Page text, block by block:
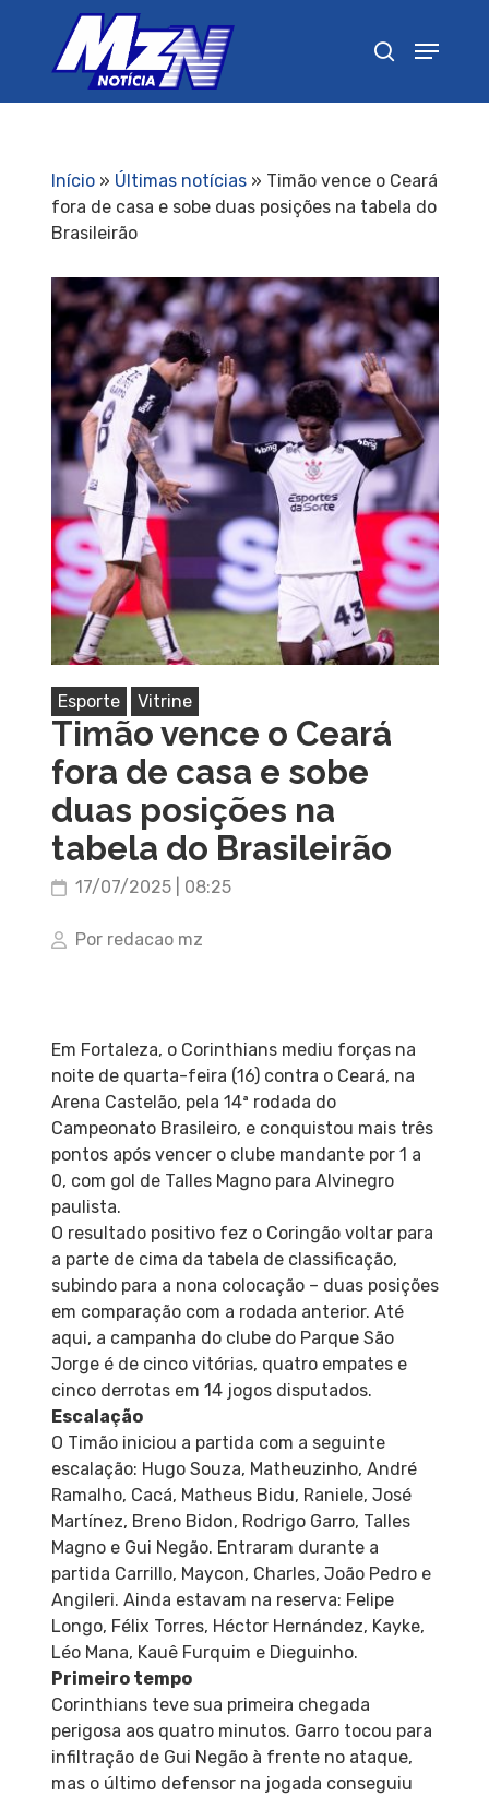
Início» Últimas notícias» Timão vence o Ceará
fora de casa e sobe duas posições na tabela do
Brasileirão
Esporte Vitrine
Timão vence o Ceará
fora de casa e sobe
duas posições na
tabela do Brasileirão
17/07/2025 | 08:25
Por redacao mz
Em Fortaleza, o Corinthians mediu forças na
noite de quarta-feira (16) contra o Ceará, na
Arena Castelão, pela 14ª rodada do
Campeonato Brasileiro, e conquistou mais três
pontos após vencer o clube mandante por 1 a
0, com gol de Talles Magno para Alvinegro
paulista.
O resultado positivo fez o Coringão voltar para
a parte de cima da tabela de classificação,
subindo para a nona colocação – duas posições
em comparação com a rodada anterior. Até
aqui, a campanha do clube do Parque São
Jorge é de cinco vitórias, quatro empates e
cinco derrotas em 14 jogos disputados.
Escalação
O Timão iniciou a partida com a seguinte
escalação: Hugo Souza, Matheuzinho, André
Ramalho, Cacá, Matheus Bidu, Raniele, José
Martínez, Breno Bidon, Rodrigo Garro, Talles
Magno e Gui Negão. Entraram durante a
partida Carrillo, Maycon, Charles, João Pedro e
Angileri. Ainda estavam na reserva: Felipe
Longo, Félix Torres, Héctor Hernández, Kayke,
Léo Mana, Kauê Furquim e Dieguinho.
Primeiro tempo
Corinthians teve sua primeira chegada
perigosa aos quatro minutos. Garro tocou para
infiltração de Gui Negão à frente no ataque,
mas o último defensor na jogada conseguiu